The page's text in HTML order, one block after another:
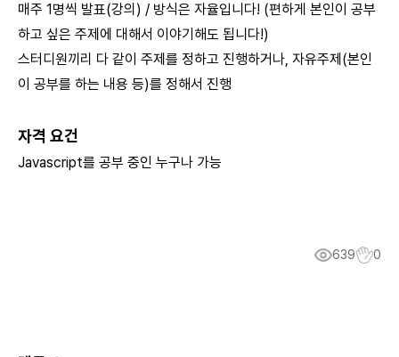
매주 1명씩 발표(강의) / 방식은 자율입니다! (편하게 본인이 공부
하고 싶은 주제에 대해서 이야기해도 됩니다!)
스터디원끼리 다 같이 주제를 정하고 진행하거나, 자유주제(본인
이 공부를 하는 내용 등)를 정해서 진행
자격 요건
Javascript를 공부 중인 누구나 가능
639 0